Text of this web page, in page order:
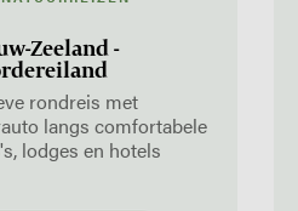
Zeeland -
rondreis met
langs comfortabele
lodges en hotels